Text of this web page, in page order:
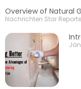
Overview of Natural
Nachrichten Star